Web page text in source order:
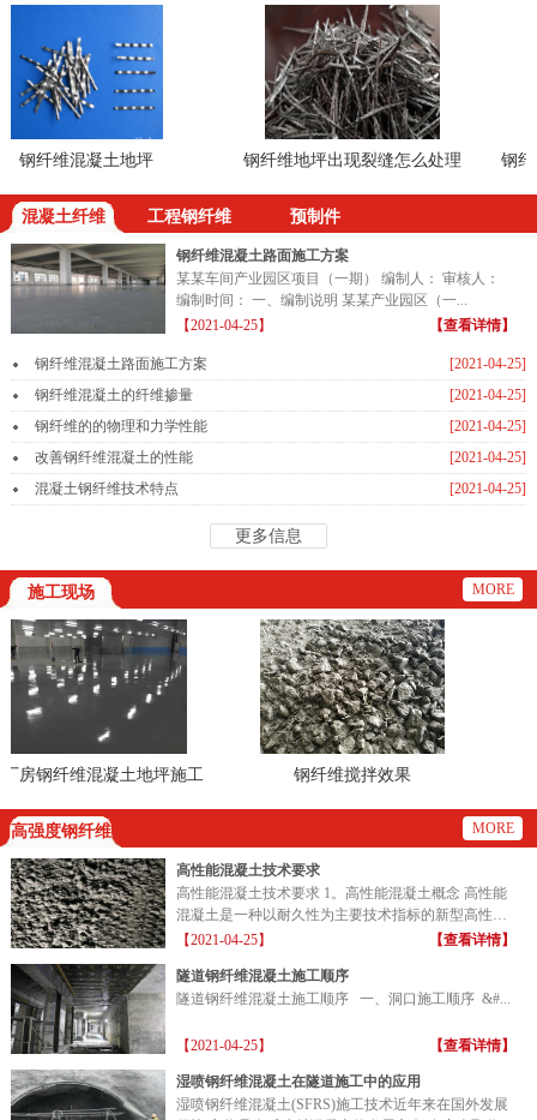
纤维混凝土地坪 钢纤维地坪出现裂缝怎么处理 钢纤
混凝土纤维 工程钢纤维 预制件
钢纤维混凝土路面施工方案
某某车间产业园区项目（一期） 编制人： 审核人：
编制时间： 一、编制说明 某某产业园区（一...
【2021-04-25】
【查看详情】
[2021-04-25]
钢纤维混凝土路面施工方案
[2021-04-25]
钢纤维混凝土的纤维掺量
[2021-04-25]
钢纤维的的物理和力学性能
[2021-04-25]
改善钢纤维混凝土的性能
[2021-04-25]
混凝土钢纤维技术特点
更多信息
施工现场 MORE
钢纤维混凝土地坪施工
钢纤维搅拌效果
高强度钢纤维 MORE
高性能混凝土技术要求
高性能混凝土技术要求 1。高性能混凝土概念 高性能
混凝土是一种以耐久性为主要技术指标的新型高性能
混凝土...
【2021-04-25】 【查看详情】
隧道钢纤维混凝土施工顺序
隧道钢纤维混凝土施工顺序 一、洞口施工顺序 &#...
【2021-04-25】 【查看详情】
湿喷钢纤维混凝土在隧道施工中的应用
湿喷钢纤维混凝土(SFRS)施工技术近年来在国外发展